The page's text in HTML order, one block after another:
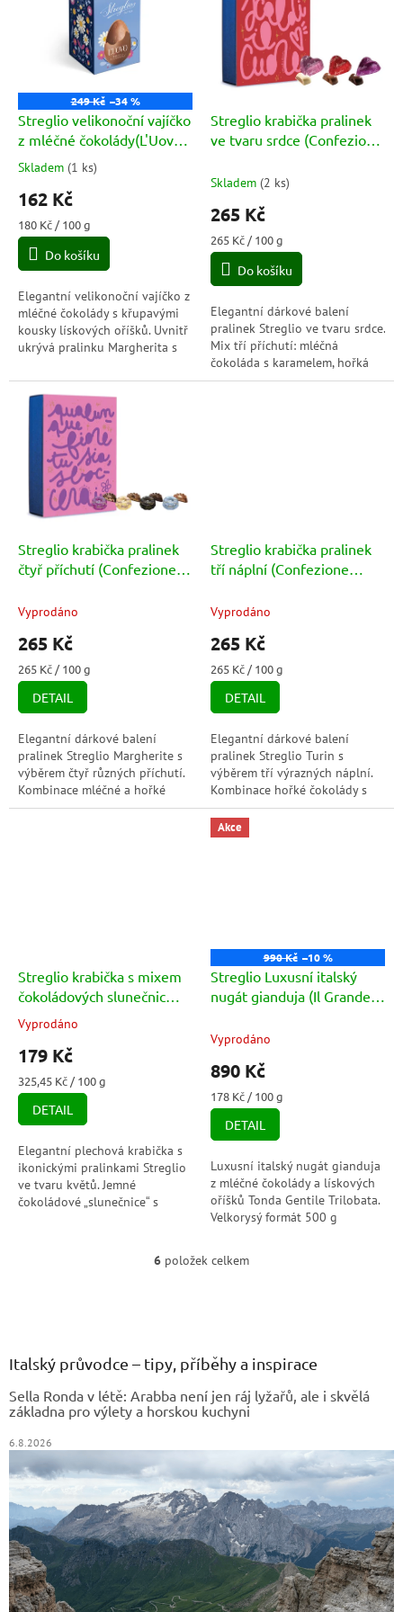
o
d
249 Kč –34 %
Streglio velikonoční vajíčko
z mléčné čokolády(L'Uovo
Le Margherite) 90g
Průměrné
hodnocení
produktu
je
5,0
5
hvězdiček.
Skladem (1 ks)
162 Kč
Měrná
cena:
180 Kč / 100 g
Do košíku
Elegantní velikonoční vajíčko z
mléčné čokolády s křupavými
kousky lískových oříšků. Uvnitř
ukrývá pralinku Margherita s
Streglio krabička pralinek
ve tvaru srdce (Confezione
Skladem (2 ks)
265 Kč
Měrná
cena:
265 Kč / 100 g
Do košíku
Elegantní dárkové balení
pralinek Streglio ve tvaru srdce.
Mix tří příchutí: mléčná
čokoláda s karamelem, hořká
čokoláda s malinou a bílá
Streglio krabička pralinek
čtyř příchutí (Confezione
Vyprodáno
265 Kč
Měrná
cena:
265 Kč / 100 g
DETAIL
Elegantní dárkové balení
pralinek Streglio Margherite s
výběrem čtyř různých příchutí.
Kombinace mléčné a hořké
čokolády s lískooříškovým
Streglio krabička pralinek
tří náplní (Confezione
Vyprodáno
265 Kč
Měrná
cena:
265 Kč / 100 g
DETAIL
Elegantní dárkové balení
pralinek Streglio Turin s
výběrem tří výrazných náplní.
Kombinace hořké čokolády s
rumem a giandujou a mléčné
čokolády s pistáciovým
krémem.
Streglio krabička s mixem
čokoládových slunečnic
(Confezione In latta Le
Margherite) 55g
Průměrné
produktu
je
5,0
5
hvězdiček.
Vyprodáno
179 Kč
Měrná
cena:
325,45 Kč / 100 g
DETAIL
Elegantní plechová krabička s
ikonickými pralinkami Streglio
ve tvaru květů. Jemné
čokoládové „slunečnice“ s
Akce
990 Kč –10 %
Streglio Luxusní italský
nugát gianduja (Il Grande)
Vyprodáno
890 Kč
Měrná
cena:
178 Kč / 100 g
DETAIL
Luxusní italský nugát gianduja
z mléčné čokolády a lískových
oříšků Tonda Gentile Trilobata.
Velkorysý formát 500 g
O
a
c
p
r
k
y
v
ý
p
i
6 položek celkem
Italský průvodce – tipy, příběhy a inspirace
Sella Ronda v létě: Arabba není jen ráj lyžařů, ale i skvělá
základna pro výlety a horskou kuchyni
6.8.2026